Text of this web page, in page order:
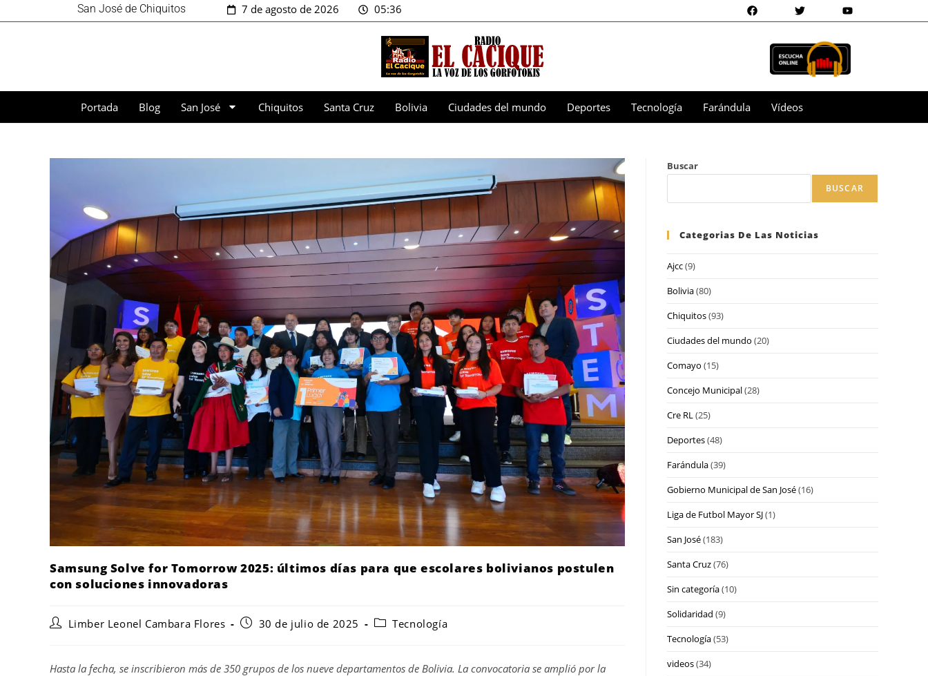
San José de Chiquitos 7 de agosto de 2026 05:36
Portada Blog San José Chiquitos Santa Cruz Bolivia Ciudades del mundo Deportes Tecnología Farándula Vídeos
Samsung Solve for Tomorrow 2025: últimos días para que escolares bolivianos postulen
con soluciones innovadoras
Limber Leonel Cambara Flores 30 de julio de 2025 Tecnología
Hasta la fecha, se inscribieron más de 350 grupos de los nueve departamentos de Bolivia. La convocatoria se amplió por la
Buscar
BUSCAR
Categorias De Las Noticias
Ajcc(9)
Bolivia(80)
Chiquitos(93)
Ciudades del mundo (20)
Comayo (15)
Concejo Municipal(28)
Cre RL(25)
Deportes(48)
Farándula(39)
Gobierno Municipal de San José(16)
Liga de Futbol Mayor SJ(1)
San José(183)
Santa Cruz(76)
Sin categoría(10)
Solidaridad (9)
Tecnología(53)
videos(34)